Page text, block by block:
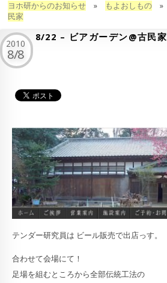
ヨホ研からのお知らせ» もよおしもの»
民家
8/22 – ビアガーデン@古民家
2010
8/8
テンダー研究員は ビール販売で出店っす。
合わせて会場にて！
足場を組むところから全部伝統工法の